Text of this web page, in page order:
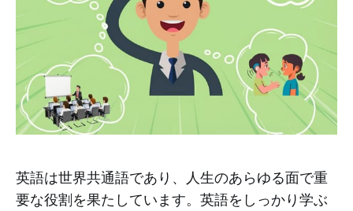
英語は世界共通語であり、人生のあらゆる面で重
要な役割を果たしています。英語をしっかり学ぶ